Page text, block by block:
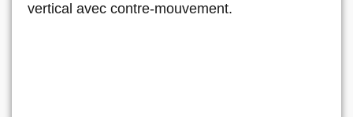
vertical avec contre-mouvement.